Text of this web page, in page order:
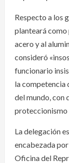
Respecto a los
planteará como
acero y al
consideró
funcionario
la competencia
del mundo, con
proteccionismo
La delegación
encabezada
Oficina del